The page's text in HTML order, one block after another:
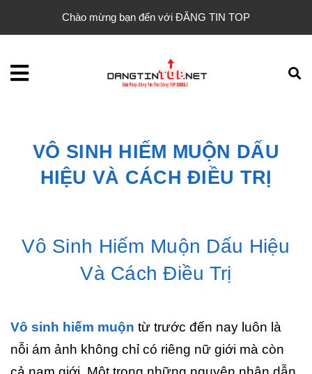
Chào mừng bạn đến với ĐĂNG TIN TOP
VÔ SINH HIẾM MUỘN DẤU
HIỆU VÀ CÁCH ĐIỀU TRỊ
Vô Sinh Hiếm Muộn Dấu Hiệu
Và Cách Điều Trị
Vô sinh hiếm muộn từ trước đến nay luôn là
nỗi ám ảnh không chỉ có riêng nữ giới mà còn